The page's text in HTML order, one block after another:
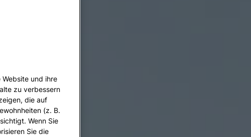
und ihre
zu verbessern
die auf
(z. B.
Wenn Sie
Sie die